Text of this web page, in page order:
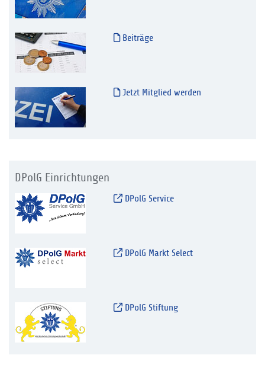
Beiträge
Jetzt Mitglied werden
DPolG Einrichtungen
DPolG Service
DPolG Markt Select
DPolG Stiftung